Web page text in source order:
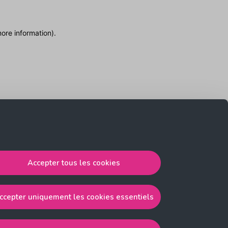
Accepter tous les cookies
uniquement les cookies essentiels
information).